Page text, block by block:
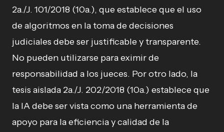
2a./J. 101/2018 (10a.), que establece que el uso
de algoritmos en la toma de decisiones
judiciales debe ser justificable y transparente.
No pueden utilizarse para eximir de
responsabilidad a los jueces. Por otro lado, la
tesis aislada 2a./J. 202/2018 (10a.) establece que
la IA debe ser vista como una herramienta de
apoyo para la eficiencia y calidad de la